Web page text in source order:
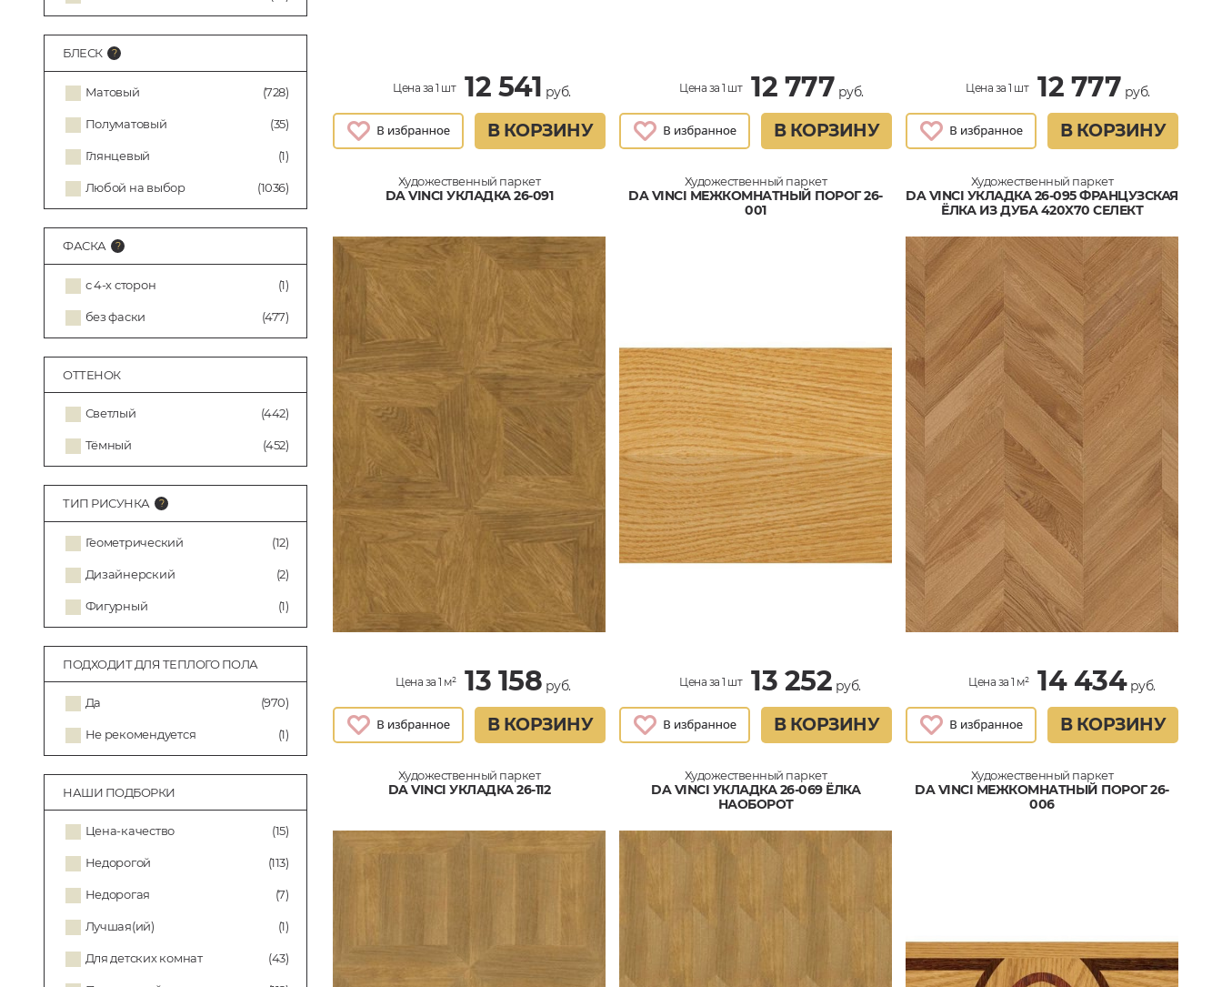
БЛЕСК
Матовый (728)
Полуматовый (35)
Глянцевый (1)
Любой на выбор (1036)
ФАСКА
с 4-х сторон (1)
без фаски (477)
ОТТЕНОК
Светлый (442)
Тёмный (452)
ТИП РИСУНКА
Геометрический (12)
Дизайнерский (2)
Фигурный (1)
ПОДХОДИТ ДЛЯ ТЕПЛОГО ПОЛА
Да (970)
Не рекомендуется (1)
НАШИ ПОДБОРКИ
Цена-качество (15)
Недорогой (113)
Недорогая (7)
Лучшая(ий) (1)
Для детских комнат (43)
Цена за 1 шт 12 541 руб.
В КОРЗИНУ
Цена за 1 шт 12 777 руб.
В КОРЗИНУ
Цена за 1 шт 12 777 руб.
В КОРЗИНУ
Художественный паркет
DA VINCI УКЛАДКА 26-091
Цена за 1 м² 13 158 руб.
В КОРЗИНУ
Художественный паркет
DA VINCI МЕЖКОМНАТНЫЙ ПОРОГ 26-
001
Цена за 1 шт 13 252 руб.
В КОРЗИНУ
Художественный паркет
DA VINCI УКЛАДКА 26-095 ФРАНЦУЗСКАЯ
ЁЛКА ИЗ ДУБА 420X70 СЕЛЕКТ
Цена за 1 м² 14 434руб.
В КОРЗИНУ
Художественный паркет
DA VINCI УКЛАДКА 26-112
Художественный паркет
DA VINCI УКЛАДКА 26-069 ЁЛКА
НАОБОРОТ
Художественный паркет
DA VINCI МЕЖКОМНАТНЫЙ ПОРОГ 26-
006